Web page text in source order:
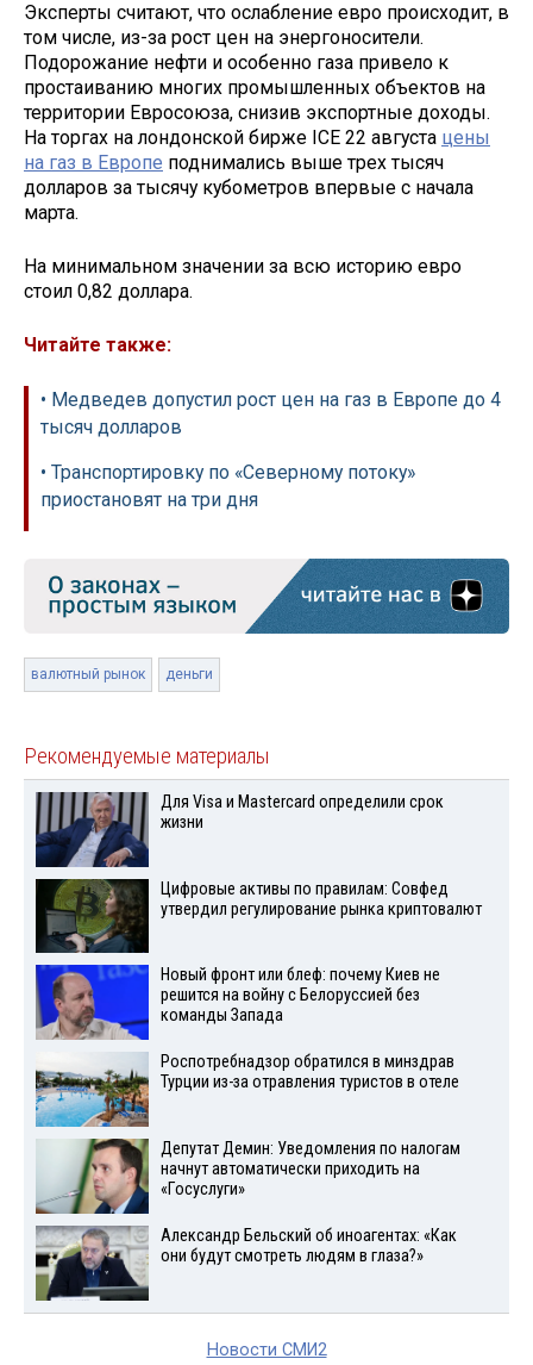
Эксперты считают, что ослабление евро происходит, в
том числе, из-за рост цен на энергоносители.
Подорожание нефти и особенно газа привело к
простаиванию многих промышленных объектов на
территории Евросоюза, снизив экспортные доходы.
На торгах на лондонской бирже ICE 22 августа цены
на газ в Европе поднимались выше трех тысяч
долларов за тысячу кубометров впервые с начала
марта.
На минимальном значении за всю историю евро
стоил 0,82 доллара.
Читайте также:
• Медведев допустил рост цен на газ в Европе до 4
тысяч долларов
• Транспортировку по «Северному потоку»
приостановят на три дня
валютный рынок деньги
Рекомендуемые материалы
Для Visа и Mastercard определили срок
жизни
Цифровые активы по правилам: Совфед
утвердил регулирование рынка криптовалют
Новый фронт или блеф: почему Киев не
решится на войну с Белоруссией без
команды Запада
Роспотребнадзор обратился в минздрав
Турции из-за отравления туристов в отеле
Депутат Демин: Уведомления по налогам
начнут автоматически приходить на
«Госуслуги»
Александр Бельский об иноагентах: «Как
они будут смотреть людям в глаза?»
Новости СМИ2